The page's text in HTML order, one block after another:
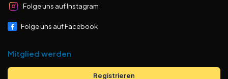
Folge uns auf Instagram
Folge uns auf Facebook
Mitglied werden
Registrieren